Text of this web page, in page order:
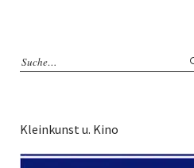
Kleinkunst u. Kino